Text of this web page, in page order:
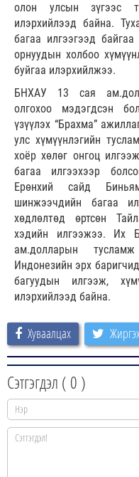
олон улсын зүгээс
илэрхийлээд байна.
багаа илгээгээд
орнуудын холбоо
буйгаа илэрхийлжээ.
БНХАУ 13 сая
олгохоо мэдэгдсэн
үзүүлэх “Брахма”
улс хүмүүнлэгийн
хоёр хөлөг онгоц
багаа илгээхээр
Ерөнхий сайд
шинжээчдийн багаа
хөдлөлтөд өртсөн
хэдийн илгээжээ. Их
ам.долларын
Индонезийн эрх
багуудын илгээж,
илэрхийлээд байна.
Хуваалцах
Сэтгэгдэл ( 0 )